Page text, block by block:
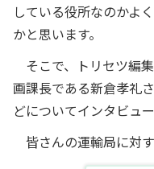
している役所なのかよ
かと思います。
そこで、トリセツ編
画課長である新倉孝礼
どについてインタビュ
皆さんの運輸局に対